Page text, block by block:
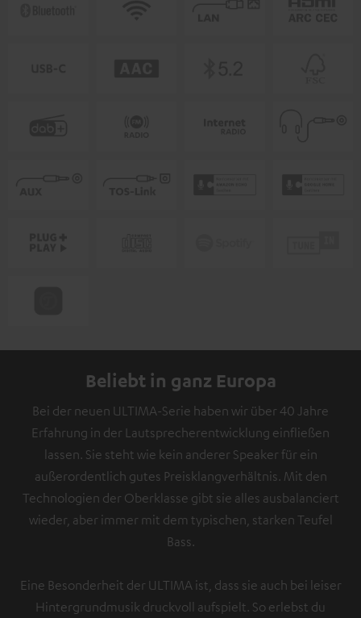
Beliebt in ganz Europa
Bei der neuen ULTIMA-Serie haben wir über 40 Jahre
Erfahrung in der Lautsprecherentwicklung einfließen
lassen. Sie steht wie kein anderer Speaker für ein
außerordentlich gutes Preisklangverhältnis. Mit den
Technologien der Oberklasse gibt sie alles ausbalanciert
wieder, aber immer mit dem typischen, starken Teufel
Bass.
Eine Besonderheit der ULTIMA ist, dass sie auch bei leiser
Hintergrundmusik druckvoll aufspielt. So erlebst du